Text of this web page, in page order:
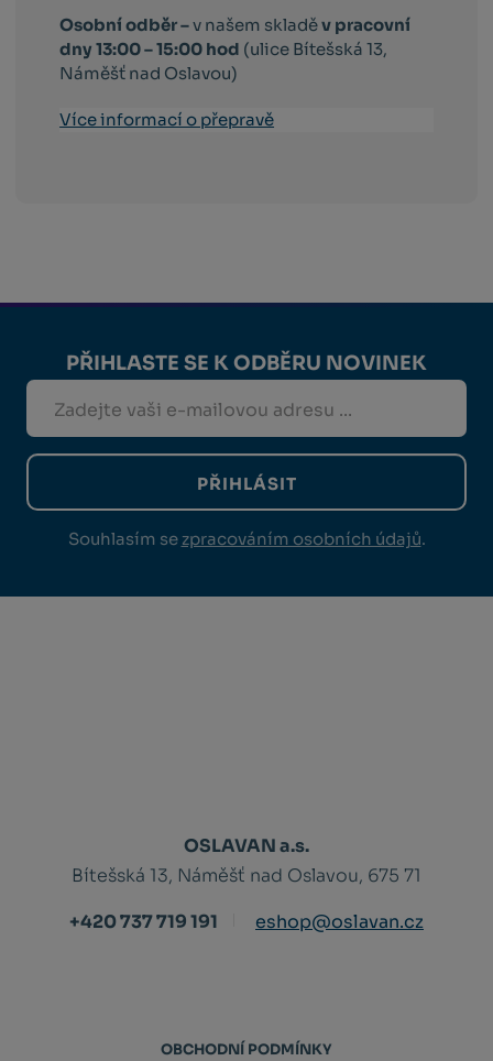
Osobní odběr –v našem skladěv pracovní
dny 13:00 – 15:00 hod (ulice Bítešská 13,
Náměšť nad Oslavou)
Více informací o přepravě
PŘIHLASTE SE K ODBĚRU NOVINEK
PŘIHLÁSIT
Souhlasím se zpracováním osobních údajů.
OSLAVAN a.s.
Bítešská 13, Náměšť nad Oslavou, 675 71
+420 737 719 191
eshop@oslavan.cz
OBCHODNÍ PODMÍNKY